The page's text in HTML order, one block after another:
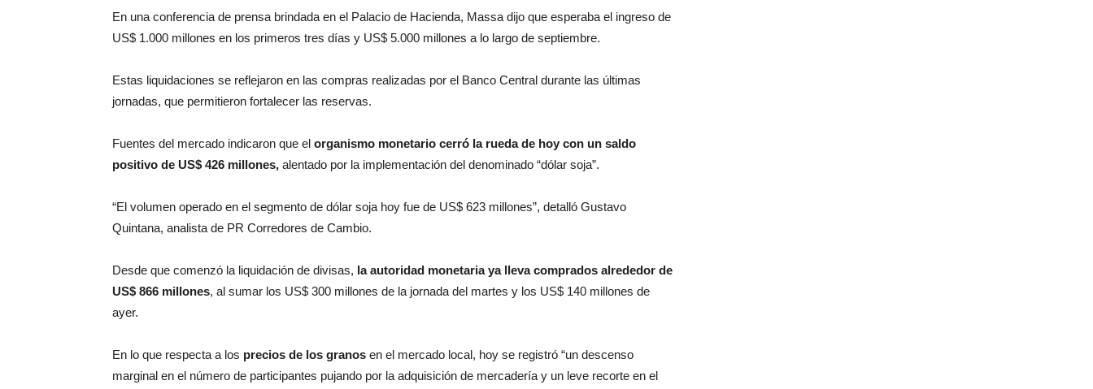
En una conferencia de prensa brindada en el Palacio de Hacienda, Massa dijo que esperaba el ingreso de
US$ 1.000 millones en los primeros tres días y US$ 5.000 millones a lo largo de septiembre.
Estas liquidaciones se reflejaron en las compras realizadas por el Banco Central durante las últimas
jornadas, que permitieron fortalecer las reservas.
Fuentes del mercado indicaron que el organismo monetario cerró la rueda de hoy con un saldo
positivo de US$ 426 millones, alentado por la implementación del denominado “dólar soja”.
“El volumen operado en el segmento de dólar soja hoy fue de US$ 623 millones”, detalló Gustavo
Quintana, analista de PR Corredores de Cambio.
Desde que comenzó la liquidación de divisas, la autoridad monetaria ya lleva comprados alrededor de
US$ 866 millones, al sumar los US$ 300 millones de la jornada del martes y los US$ 140 millones de
ayer.
En lo que respecta a los precios de los granos en el mercado local, hoy se registró “un descenso
marginal en el número de participantes pujando por la adquisición de mercadería y un leve recorte en el